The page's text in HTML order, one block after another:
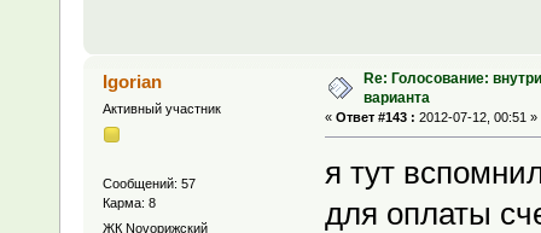
Igorian
Активный участник
Сообщений: 57
Карма: 8
ЖК Novoрижский
Re: Голосование:
варианта
« Ответ #143 : 2012-07-12, 00:51 »
я тут
для оплаты